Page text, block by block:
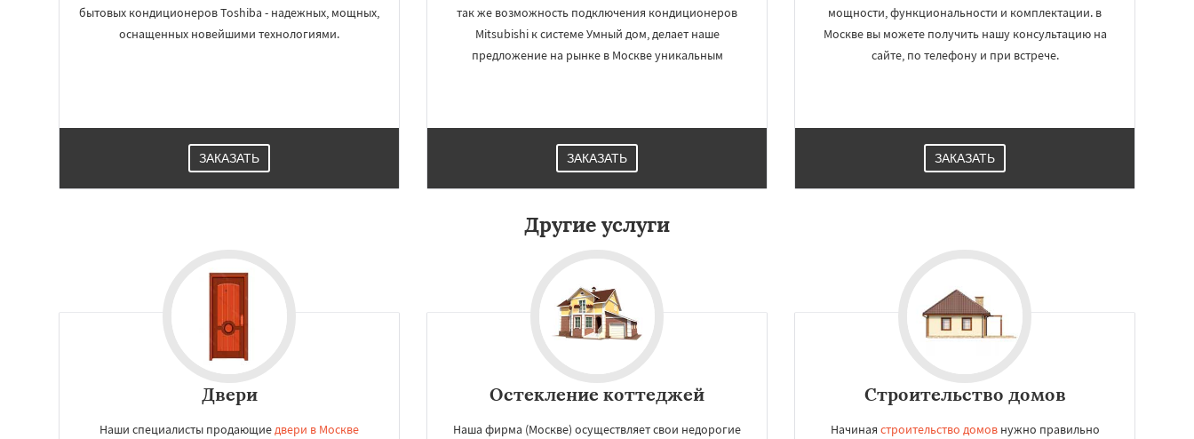
×
Коломна
бытовых кондиционеров Toshiba - надежных, мощных,
оснащенных новейшими технологиями.
ЗАКАЗАТЬ
так же возможность подключения кондиционеров
Mitsubishi к системе Умный дом, делает наше
предложение на рынке в Москве уникальным
ЗАКАЗАТЬ
мощности, функциональности и комплектации. в
Москве вы можете получить нашу консультацию на
сайте, по телефону и при встрече.
ЗАКАЗАТЬ
Другие услуги
Двери
Наши специалисты продающиедвери в Москве
Остекление коттеджей
Наша фирма (Москве) осуществляет свои недорогие
Строительство домов
Начиная строительство домовнужно правильно
УЗНАТЬ ПОДРОБНЕЕ ×
Даю согласие на обработку персональных данных